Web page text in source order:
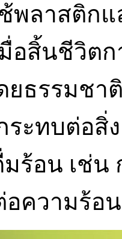
พลาสติก
อสิ้นชีวิต
ยธรรมช
ระทบต่อสิ่
มร้อน เช่
ความร้อ